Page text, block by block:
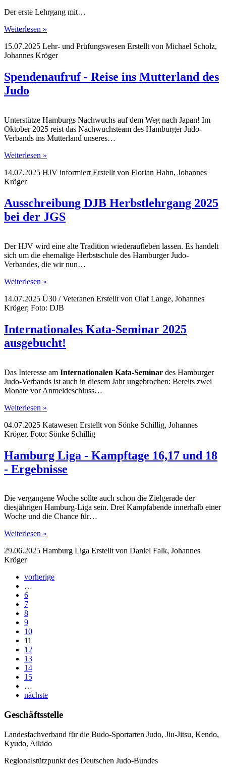
Der erste Lehrgang mit…
Weiterlesen »
15.07.2025 Lehr- und Prüfungswesen Erstellt von Michael Scholz,
Johannes Kröger
Spendenaufruf - Reise ins Mutterland des
Judo
Unterstütze Hamburgs Nachwuchs auf dem Weg nach Japan! Im
Oktober 2025 reist das Nachwuchsteam des Hamburger Judo-
Verbands ins Mutterland unseres…
Weiterlesen »
14.07.2025 HJV informiert Erstellt von Florian Hahn, Johannes
Kröger
Ausschreibung DJB Herbstlehrgang 2025
bei der JGS
Der HJV wird eine alte Tradition wiederaufleben lassen. Es handelt
sich um die ehemalige Herbstschule des Hamburger Judo-
Verbandes, die wir nun…
Weiterlesen »
14.07.2025 Ü30 / Veteranen Erstellt von Olaf Lange, Johannes
Kröger; Foto: DJB
Internationales Kata-Seminar 2025
ausgebucht!
Das Interesse am Internationalen Kata-Seminar des Hamburger
Judo-Verbands ist auch in diesem Jahr ungebrochen: Bereits zwei
Monate vor Anmeldeschluss…
Weiterlesen »
04.07.2025 Katawesen Erstellt von Sönke Schillig, Johannes
Kröger, Foto: Sönke Schillig
Hamburg Liga - Kampftage 16,17 und 18
- Ergebnisse
Die vergangene Woche sollte auch schon die Zielgerade der
diesjährigen Hamburg-Liga sein. Drei Kampfabende innerhalb einer
Woche und die Chance für…
Weiterlesen »
29.06.2025 Hamburg Liga Erstellt von Daniel Falk, Johannes
Kröger
vorherige
…
6
7
8
9
10
11
12
13
14
15
…
nächste
Geschäftsstelle
Landesfachverband für die Budo-Sportarten Judo, Jiu-Jitsu, Kendo,
Kyudo, Aikido
Regionalstützpunkt des Deutschen Judo-Bundes